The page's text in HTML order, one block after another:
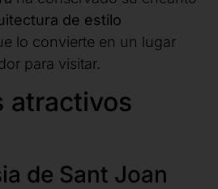
de estilo
lo convierte en un lugar
para visitar.
atractivos
de Sant Joan